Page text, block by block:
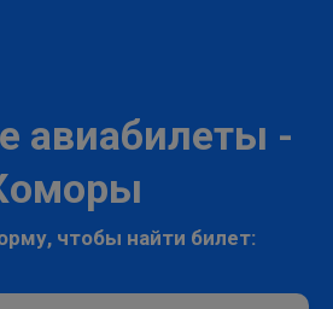
авиабилеты -
чтобы найти билет: